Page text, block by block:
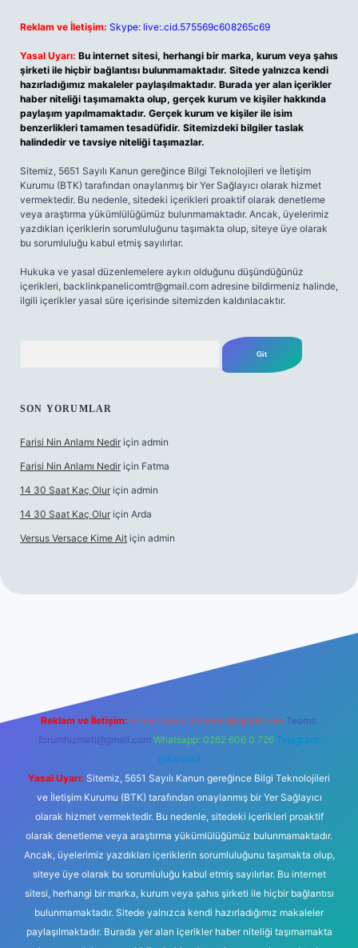
Reklam ve İletişim: Skype: live:.cid.575569c608265c69
Yasal Uyarı: Bu internet sitesi, herhangi bir marka, kurum veya şahıs
şirketi ile hiçbir bağlantısı bulunmamaktadır. Sitede yalnızca kendi
hazırladığımız makaleler paylaşılmaktadır. Burada yer alan içerikler
haber niteliği taşımamakta olup, gerçek kurum ve kişiler hakkında
paylaşım yapılmamaktadır. Gerçek kurum ve kişiler ile isim
benzerlikleri tamamen tesadüfidir. Sitemizdeki bilgiler taslak
halindedir ve tavsiye niteliği taşımazlar.
Sitemiz, 5651 Sayılı Kanun gereğince Bilgi Teknolojileri ve İletişim
Kurumu (BTK) tarafından onaylanmış bir Yer Sağlayıcı olarak hizmet
vermektedir. Bu nedenle, sitedeki içerikleri proaktif olarak denetleme
veya araştırma yükümlülüğümüz bulunmamaktadır. Ancak, üyelerimiz
yazdıkları içeriklerin sorumluluğunu taşımakta olup, siteye üye olarak
bu sorumluluğu kabul etmiş sayılırlar.
Hukuka ve yasal düzenlemelere aykırı olduğunu düşündüğünüz
içerikleri, backlinkpanelicomtr@gmail.com adresine bildirmeniz halinde,
ilgili içerikler yasal süre içerisinde sitemizden kaldırılacaktır.
SON YORUMLAR
Farisi Nin Anlamı Nedir için admin
Farisi Nin Anlamı Nedir için Fatma
14 30 Saat Kaç Olur için admin
14 30 Saat Kaç Olur için Arda
Versus Versace Kime Ait için admin
Reklam ve İletişim: E-mail: backlinkpaneli@gmail.com Teams:
forumhizmeti@gmail.com Whatsapp: 0262 606 0 726 Telegram:
@karabul
Yasal Uyarı: Sitemiz, 5651 Sayılı Kanun gereğince Bilgi Teknolojileri
ve İletişim Kurumu (BTK) tarafından onaylanmış bir Yer Sağlayıcı
olarak hizmet vermektedir. Bu nedenle, sitedeki içerikleri proaktif
olarak denetleme veya araştırma yükümlülüğümüz bulunmamaktadır.
Ancak, üyelerimiz yazdıkları içeriklerin sorumluluğunu taşımakta olup,
siteye üye olarak bu sorumluluğu kabul etmiş sayılırlar. Bu internet
sitesi, herhangi bir marka, kurum veya şahıs şirketi ile hiçbir bağlantısı
bulunmamaktadır. Sitede yalnızca kendi hazırladığımız makaleler
paylaşılmaktadır. Burada yer alan içerikler haber niteliği taşımamakta